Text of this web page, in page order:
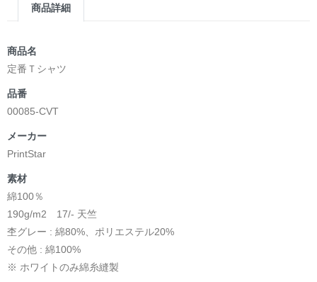
商品詳細
商品名
定番Ｔシャツ
品番
00085-CVT
メーカー
PrintStar
素材
綿100％
190g/m2 17/- 天竺
杢グレー : 綿80%、ポリエステル20%
その他 : 綿100%
※ ホワイトのみ綿糸縫製